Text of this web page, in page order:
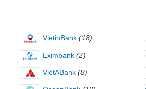
VietinBank (18)
Eximbank (2)
VietABank (8)